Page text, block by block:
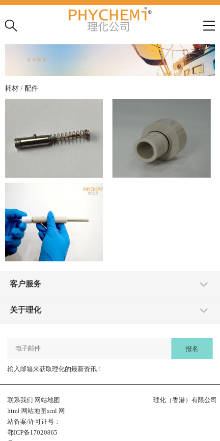
耗材 / 配件
客户服务
关于理化
报名
输入邮箱来获取理化的最新资讯！
联系我们 网站地图
html 网站地图xml 网
站备案/许可证号：
鄂ICP备17020865
理化（香港）有限公司